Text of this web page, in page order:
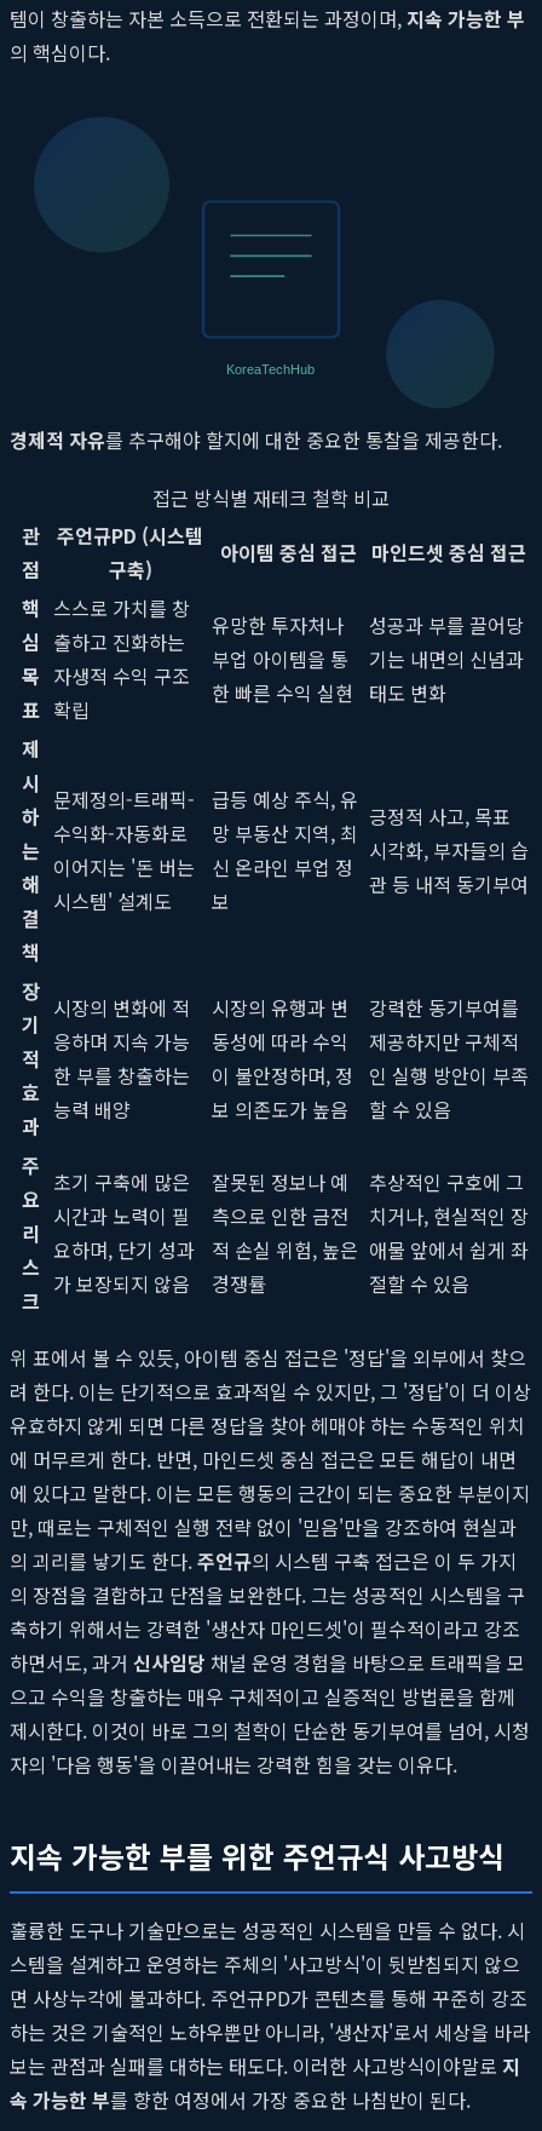
템이 창출하는 자본 소득으로 전환되는 과정이며, 지속 가능한 부
의 핵심이다.
주언규 vs. 다른 재테크 유튜버: 시스템 구
축의 차별점
재테크 및 자기계발 유튜브 생태계는 크게 세 가지 접근 방식으로
나눌 수 있다. 특정 투자처나 부업 아이템을 추천하는 '아이템 중
심 접근', 성공을 위한 마음가짐과 동기부여를 강조하는 '마인드셋
주언규PD가 대표하는 '시스템 구축 접근'이다.
이 세 가지 방식의 차이점을 이해하는 것은 우리가 어떤 방식으로
경제적 자유를 추구해야 할지에 대한 중요한 통찰을 제공한다.
접근 방식별 재테크 철학 비교
관
점
주언규PD (시스템
구축)
아이템 중심 접근 마인드셋 중심 접근
핵
심
목
표
스스로 가치를 창
출하고 진화하는
자생적 수익 구조
확립
유망한 투자처나
부업 아이템을 통
한 빠른 수익 실현
성공과 부를 끌어당
기는 내면의 신념과
태도 변화
제
시
하
는
해
결
책
문제정의-트래픽-
수익화-자동화로
이어지는 '돈 버는
시스템' 설계도
급등 예상 주식, 유
망 부동산 지역, 최
신 온라인 부업 정
보
긍정적 사고, 목표
시각화, 부자들의 습
관 등 내적 동기부여
장
기
적
효
과
시장의 변화에 적
응하며 지속 가능
한 부를 창출하는
능력 배양
시장의 유행과 변
동성에 따라 수익
이 불안정하며, 정
보 의존도가 높음
강력한 동기부여를
제공하지만 구체적
인 실행 방안이 부족
할 수 있음
주
요
리
스
크
초기 구축에 많은
시간과 노력이 필
요하며, 단기 성과
가 보장되지 않음
잘못된 정보나 예
측으로 인한 금전
적 손실 위험, 높은
경쟁률
추상적인 구호에 그
치거나, 현실적인 장
애물 앞에서 쉽게 좌
절할 수 있음
위 표에서 볼 수 있듯, 아이템 중심 접근은 '정답'을 외부에서 찾으
려 한다. 이는 단기적으로 효과적일 수 있지만, 그 '정답'이 더 이상
유효하지 않게 되면 다른 정답을 찾아 헤매야 하는 수동적인 위치
에 머무르게 한다. 반면, 마인드셋 중심 접근은 모든 해답이 내면
에 있다고 말한다. 이는 모든 행동의 근간이 되는 중요한 부분이지
만, 때로는 구체적인 실행 전략 없이 '믿음'만을 강조하여 현실과
의 괴리를 낳기도 한다.주언규의 시스템 구축 접근은 이 두 가지
의 장점을 결합하고 단점을 보완한다. 그는 성공적인 시스템을 구
축하기 위해서는 강력한 '생산자 마인드셋'이 필수적이라고 강조
하면서도, 과거 신사임당 채널 운영 경험을 바탕으로 트래픽을 모
으고 수익을 창출하는 매우 구체적이고 실증적인 방법론을 함께
제시한다. 이것이 바로 그의 철학이 단순한 동기부여를 넘어, 시청
자의 '다음 행동'을 이끌어내는 강력한 힘을 갖는 이유다.
지속 가능한 부를 위한 주언규식 사고방식
훌륭한 도구나 기술만으로는 성공적인 시스템을 만들 수 없다. 시
스템을 설계하고 운영하는 주체의 '사고방식'이 뒷받침되지 않으
면 사상누각에 불과하다. 주언규PD가 콘텐츠를 통해 꾸준히 강조
하는 것은 기술적인 노하우뿐만 아니라, '생산자'로서 세상을 바라
보는 관점과 실패를 대하는 태도다. 이러한 사고방식이야말로 지
속 가능한 부를 향한 여정에서 가장 중요한 나침반이 된다.